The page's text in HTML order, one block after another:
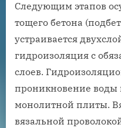
Следующим этапов
тощего бетона
устраивается
гидроизоляция с
слоев.
проникновение воды
монолитной плиты.
вязальной